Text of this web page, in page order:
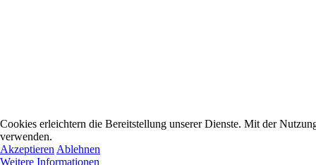
Cookies erleichtern die Bereitstellung unserer Dienste. Mit der
verwenden.
Akzeptieren Ablehnen
Weitere Informationen